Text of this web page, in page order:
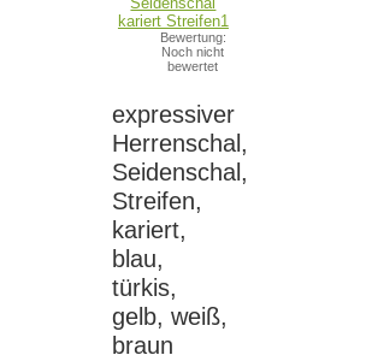
Bewertung:
Noch nicht
bewertet
expressiver
Herrenschal,
Seidenschal,
Streifen,
kariert,
blau,
türkis,
gelb, weiß,
braun